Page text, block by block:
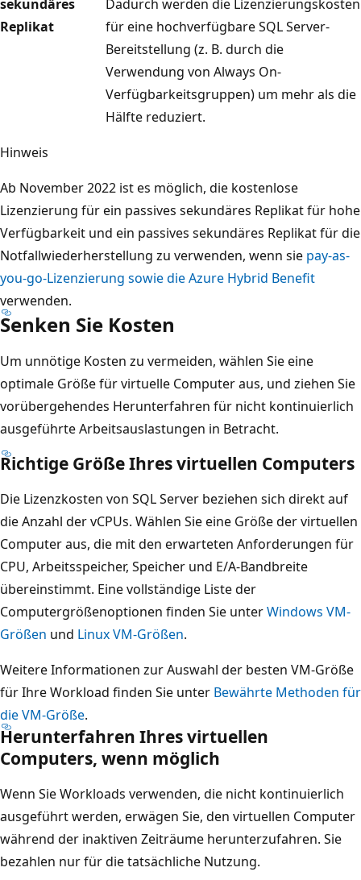
sekundäres
Replikat
Dadurch werden die Lizenzierungskosten
für eine hochverfügbare SQL Server-
Bereitstellung (z. B. durch die
Verwendung von Always On-
Verfügbarkeitsgruppen) um mehr als die
Hälfte reduziert.
Hinweis
Ab November 2022 ist es möglich, die kostenlose
Lizenzierung für ein passives sekundäres Replikat für hohe
Verfügbarkeit und ein passives sekundäres Replikat für die
Notfallwiederherstellung zu verwenden, wenn sie pay-as-
you-go-Lizenzierung sowie die Azure Hybrid Benefit
verwenden.
Senken Sie Kosten
Um unnötige Kosten zu vermeiden, wählen Sie eine
optimale Größe für virtuelle Computer aus, und ziehen Sie
vorübergehendes Herunterfahren für nicht kontinuierlich
ausgeführte Arbeitsauslastungen in Betracht.
Richtige Größe Ihres virtuellen Computers
Die Lizenzkosten von SQL Server beziehen sich direkt auf
die Anzahl der vCPUs. Wählen Sie eine Größe der virtuellen
Computer aus, die mit den erwarteten Anforderungen für
CPU, Arbeitsspeicher, Speicher und E/A-Bandbreite
übereinstimmt. Eine vollständige Liste der
Computergrößenoptionen finden Sie unterWindows VM-
Größen und Linux VM-Größen.
Weitere Informationen zur Auswahl der besten VM-Größe
für Ihre Workload finden Sie unter Bewährte Methoden für
die VM-Größe.
Herunterfahren Ihres virtuellen
Computers, wenn möglich
Wenn Sie Workloads verwenden, die nicht kontinuierlich
ausgeführt werden, erwägen Sie, den virtuellen Computer
während der inaktiven Zeiträume herunterzufahren. Sie
bezahlen nur für die tatsächliche Nutzung.